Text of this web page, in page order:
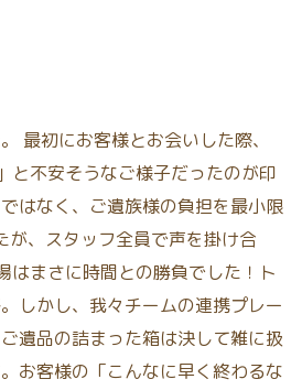
最初にお客様とお会いした際、
と不安そうなご様子だったのが印
はなく、ご遺族様の負担を最小限
が、スタッフ全員で声を掛け合
はまさに時間との勝負でした！ト
しかし、我々チームの連携プレー
遺品の詰まった箱は決して雑に扱
お客様の「こんなに早く終わるな